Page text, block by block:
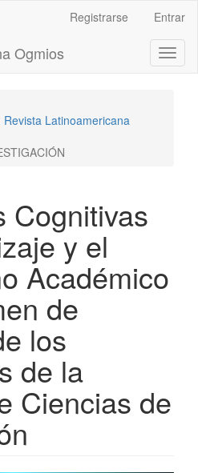
Registrarse Entrar
Ogmios
Latinoamericana
Cognitivas
y el
Académico
de
los
de la
Ciencias de